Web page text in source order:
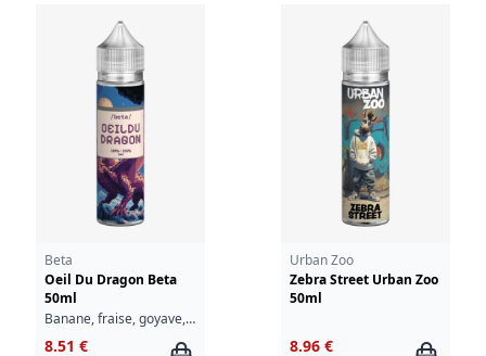
Beta
Oeil Du Dragon Beta
50ml
Banane, fraise, goyave, pomme, fraîcheur
8.51 €
Urban Zoo
Zebra Street Urban Zoo
50ml
8.96 €